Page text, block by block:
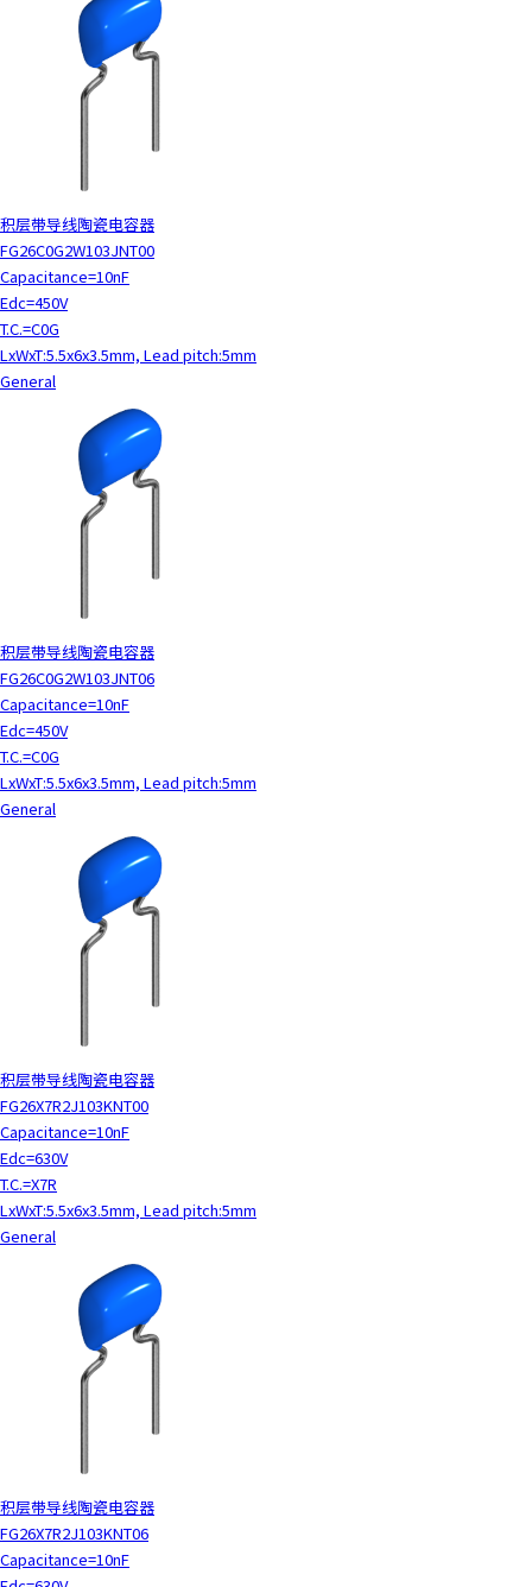
积层带导线陶瓷电容器
FG26C0G2W103JNT00
Capacitance=10nF
Edc=450V
T.C.=C0G
LxWxT:5.5x6x3.5mm, Lead pitch:5mm
General
积层带导线陶瓷电容器
FG26C0G2W103JNT06
Capacitance=10nF
Edc=450V
T.C.=C0G
LxWxT:5.5x6x3.5mm, Lead pitch:5mm
General
积层带导线陶瓷电容器
FG26X7R2J103KNT00
Capacitance=10nF
Edc=630V
T.C.=X7R
LxWxT:5.5x6x3.5mm, Lead pitch:5mm
General
积层带导线陶瓷电容器
FG26X7R2J103KNT06
Capacitance=10nF